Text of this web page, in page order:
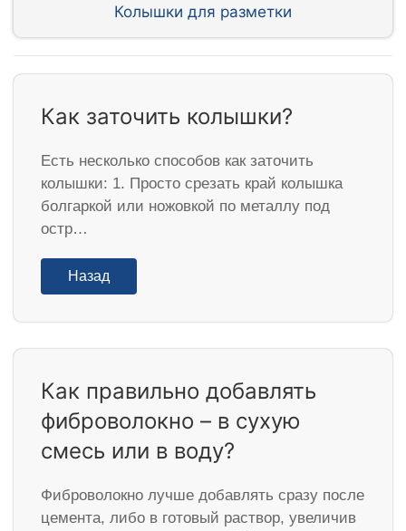
Колышки для разметки
Как заточить колышки?
Есть несколько способов как заточить
колышки: 1. Просто срезать край колышка
болгаркой или ножовкой по металлу под
остр…
Назад
Как правильно добавлять
фиброволокно – в сухую
смесь или в воду?
Фиброволокно лучше добавлять сразу после
цемента, либо в готовый раствор, увеличив